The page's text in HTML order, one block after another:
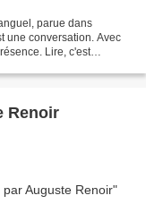
parue dans
une conversation. Avec
Lire, c'est
Renoir